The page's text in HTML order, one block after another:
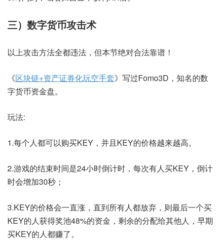
三）数字货币攻击术
以上攻击方法全都违法，但本节绝对合法靠谱！
《区块链+资产证券化玩空手套》写过Fomo3D，知名的数
字货币资金盘。
玩法:
1.每个人都可以购买KEY，并且KEY的价格越来越高。
2.游戏的结束时间是24小时倒计时，每次有人买KEY，倒计
时会增加30秒；
3.KEY的价格会一直涨，直到所有人都放弃，则最后一个买
KEY的人获得奖池48%的资金，剩余的分配给其他人，早期
买KEY的人都赚了。